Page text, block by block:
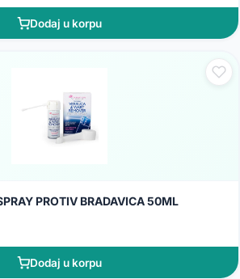
Dodaj u korpu
PROTIV BRADAVICA 50ML
Dodaj u korpu